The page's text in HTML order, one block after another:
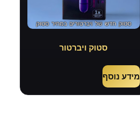
סטוק ויברטור
מידע נוסף